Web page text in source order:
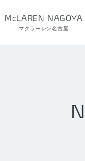
McLAREN NAGOYA
マクラーレン名古屋